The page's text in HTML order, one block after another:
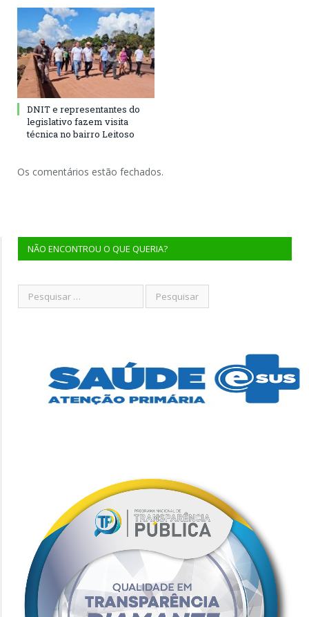
DNIT e representantes do
legislativo fazem visita
técnica no bairro Leitoso
Os comentários estão fechados.
NÃO ENCONTROU O QUE QUERIA?